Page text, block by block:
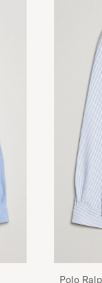
Polo